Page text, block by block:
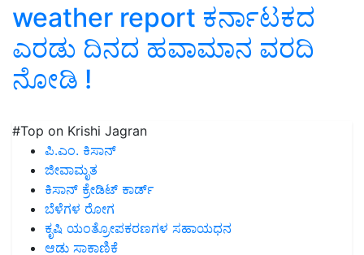
weather report ಕರ್ನಾಟಕದ
ಎರಡು ದಿನದ ಹವಾಮಾನ ವರದಿ
ನೋಡಿ !
#Top on Krishi Jagran
ಪಿ.ಎಂ. ಕಿಸಾನ್
ಜೀವಾಮೃತ
ಕಿಸಾನ್ ಕ್ರೇಡಿಟ್ ಕಾರ್ಡ್
ಬೆಳೆಗಳ ರೋಗ
ಕೃಷಿ ಯಂತ್ರೋಪಕರಣಗಳ ಸಹಾಯಧನ
ಆಡು ಸಾಕಾಣಿಕೆ